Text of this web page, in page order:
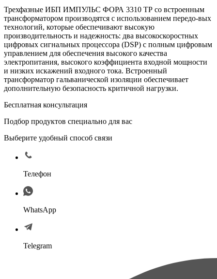
Трехфазные ИБП ИМПУЛЬС ФОРА 3310 ТР со встроенным
трансформатором производятся с использованием передо-вых
технологий, которые обеспечивают высокую
производительность и надежность: два высокоскоростных
цифровых сигнальных процессора (DSP) с полным цифровым
управлением для обеспечения высокого качества
электропитания, высокого коэффициента входной мощности
и низких искажений входного тока. Встроенный
трансформатор гальванической изоляции обеспечивает
дополнительную безопасность критичной нагрузки.
Бесплатная консультация
Подбор продуктов специально для вас
Выберите удобный способ связи
Телефон
WhatsApp
Telegram